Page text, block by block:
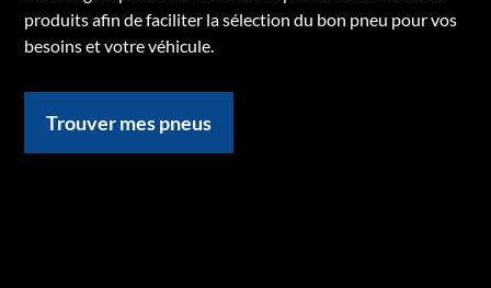
produits afin de faciliter la sélection du bon pneu pour vos
besoins et votre véhicule.
Trouver mes pneus